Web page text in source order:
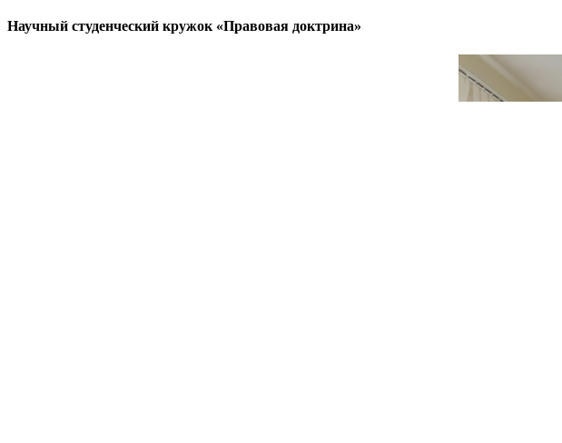
Научный студенческий кружок «Правовая доктрина»